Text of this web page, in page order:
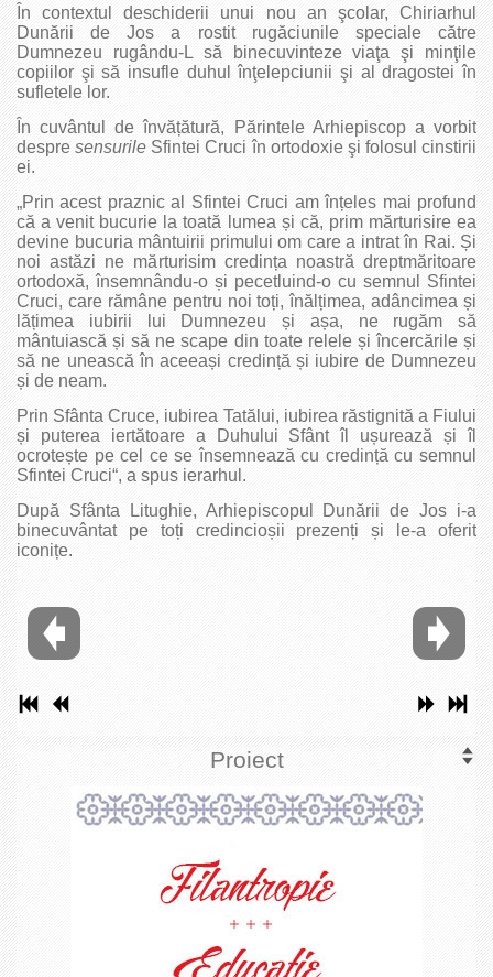
În contextul deschiderii unui nou an şcolar, Chiriarhul
Dunării de Jos a rostit rugăciunile speciale către
Dumnezeu rugându-L să binecuvinteze viaţa şi minţile
copiilor şi să insufle duhul înţelepciunii şi al dragostei în
sufletele lor.
În cuvântul de învățătură, Părintele Arhiepiscop a vorbit
despresensurile Sfintei Cruci în ortodoxie şi folosul cinstirii
ei.
„Prin acest praznic al Sfintei Cruci am înțeles mai profund
că a venit bucurie la toată lumea și că, prim mărturisire ea
devine bucuria mântuirii primului om care a intrat în Rai. Și
noi astăzi ne mărturisim credința noastră dreptmăritoare
ortodoxă, însemnându-o și pecetluind-o cu semnul Sfintei
Cruci, care rămâne pentru noi toți, înălțimea, adâncimea și
lățimea iubirii lui Dumnezeu și așa, ne rugăm să
mântuiască și să ne scape din toate relele și încercările și
să ne unească în aceeași credință și iubire de Dumnezeu
și de neam.
Prin Sfânta Cruce, iubirea Tatălui, iubirea răstignită a Fiului
și puterea iertătoare a Duhului Sfânt îl ușurează și îl
ocrotește pe cel ce se însemnează cu credință cu semnul
Sfintei Cruci“, a spus ierarhul.
După Sfânta Litughie, Arhiepiscopul Dunării de Jos i-a
binecuvântat pe toți credincioșii prezenți și le-a oferit
iconițe.
Proiect